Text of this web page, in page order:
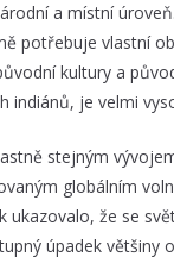
a místní
potřebuje vlastní
kultury a
indiánů, je velmi
stejným
globálním
že se
úpadek většiny